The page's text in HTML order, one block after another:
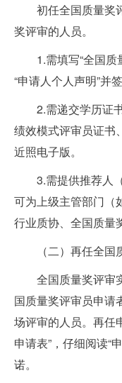
初任全国质量奖
奖评审的人员。
1.需填写“全国
“申请人个人声明”并
2.需递交学历证
绩效模式评审员证书
近照电子版。
3.需提供推荐人
可为上级主管部门（
行业质协、全国质量
（二）再任全
全国质量奖评审
国质量奖评审员申请
场评审的人员。再任
申请表”，仔细阅读“
诺。